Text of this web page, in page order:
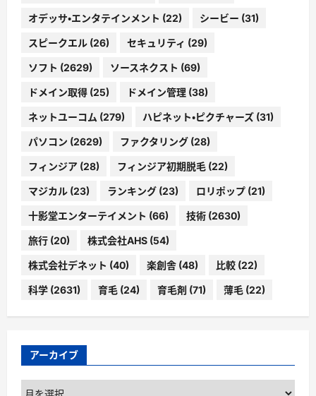
オデッサ・エンタテインメント (22) シービー (31)
スピークエル (26) セキュリティ (29)
ソフト (2629) ソースネクスト (69)
ドメイン取得 (25) ドメイン管理 (38)
ネットユーコム (279) ハピネット・ピクチャーズ (31)
パソコン (2629) ファクタリング (28)
フィンジア (28) フィンジア初期脱毛 (22)
マジカル (23) ランキング (23) ロリポップ (21)
十影堂エンターテイメント (66) 技術 (2630)
旅行 (20) 株式会社AHS (54)
株式会社デネット (40) 楽創舎 (48) 比較 (22)
科学 (2631) 育毛 (24) 育毛剤 (71) 薄毛 (22)
アーカイブ
ア